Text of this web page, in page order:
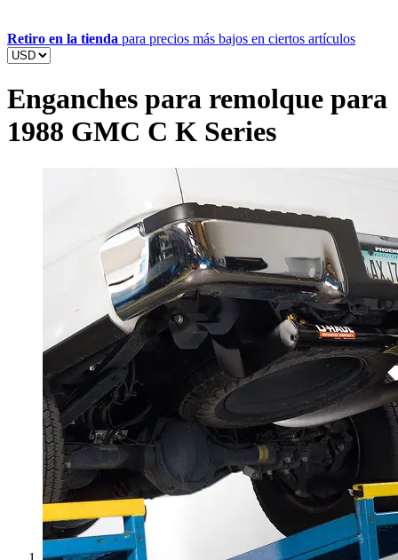
Retiro en la tienda para precios más bajos en ciertos artículos
Enganches para remolque para
1988 GMC C K Series